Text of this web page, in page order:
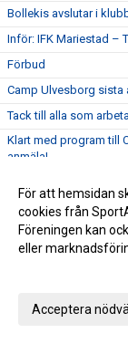
Bollekis avslutar i
Inför: IFK Mariestad –
Förbud
Camp Ulvesborg sista
Tack till alla som
Klart med program till
anmäla!
En bra halvlek räckte
Inför: TG&IF – IFK
Påminnelse Camp
Ribba ut för TG&IF i
För att hemsidan
cookies från
Föreningen kan
eller
Acceptera